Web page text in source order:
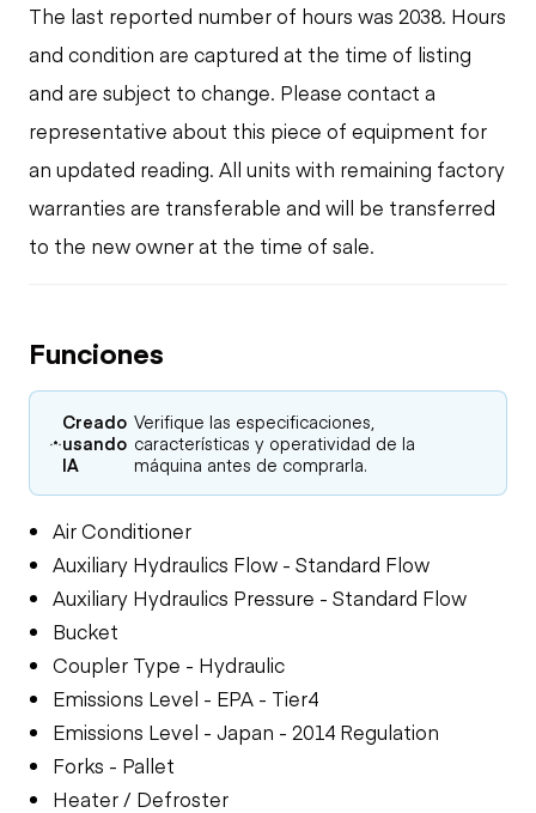
The last reported number of hours was 2038. Hours
and condition are captured at the time of listing
and are subject to change. Please contact a
representative about this piece of equipment for
an updated reading. All units with remaining factory
warranties are transferable and will be transferred
to the new owner at the time of sale.
Funciones
Creado
usando
IA
Verifique las especificaciones,
características y operatividad de la
máquina antes de comprarla.
Air Conditioner
Auxiliary Hydraulics Flow - Standard Flow
Auxiliary Hydraulics Pressure - Standard Flow
Bucket
Coupler Type - Hydraulic
Emissions Level - EPA - Tier4
Emissions Level - Japan - 2014 Regulation
Forks - Pallet
Heater / Defroster